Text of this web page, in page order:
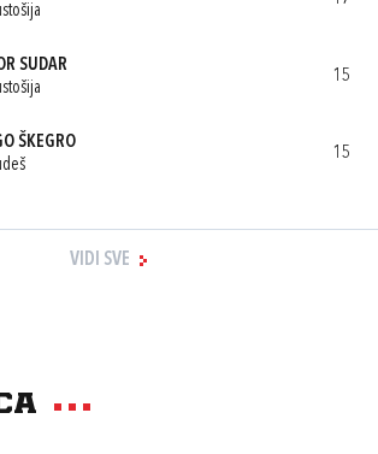
SUDAR
15
ŠKEGRO
15
VIDI SVE